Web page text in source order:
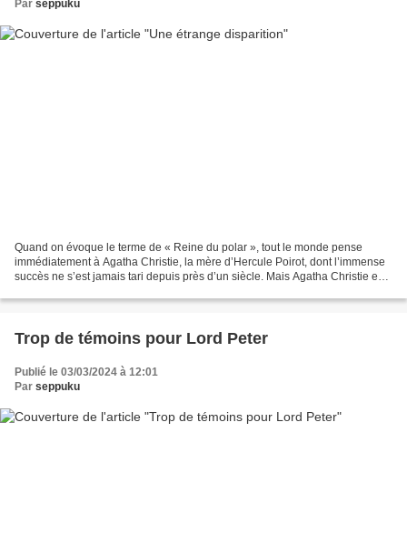
Par seppuku
Quand on évoque le terme de « Reine du polar », tout le monde pense
immédiatement à Agatha Christie, la mère d’Hercule Poirot, dont l’immense
succès ne s’est jamais tari depuis près d’un siècle. Mais Agatha Christie est
Trop de témoins pour Lord Peter
Publié le 03/03/2024 à 12:01
Par seppuku